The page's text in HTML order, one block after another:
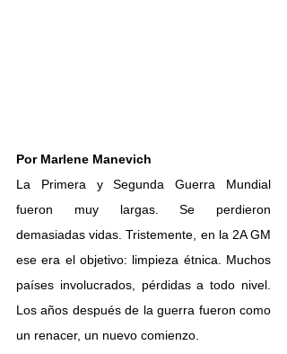
Por Marlene Manevich
La Primera y Segunda Guerra Mundial
fueron muy largas. Se perdieron
demasiadas vidas. Tristemente, en la 2A GM
ese era el objetivo: limpieza étnica. Muchos
países involucrados, pérdidas a todo nivel.
Los años después de la guerra fueron como
un renacer, un nuevo comienzo.